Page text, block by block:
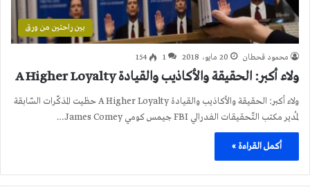
بين راحتين من ورق
محمود قحطان 20 مايو، 2018 1
154
ولاء أكبر: الحقيقة والأكاذيب والقيادة A Higher Loyalty
ولاء أكبر: الحقيقة والأكاذيب والقيادة A Higher Loyalty حظيت المذكّرات السّابقة
لمُدير مكتب التّحقيقات الفدرالي FBI جيمس كومي James Comey…
أكمل القراءة »